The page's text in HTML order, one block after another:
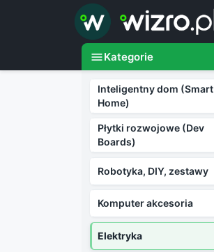
menuKategorie
Inteligentny dom (Smart
Home)
Płytki rozwojowe (Dev
Boards)
Robotyka, DIY, zestawy
Komputer akcesoria
Elektryka